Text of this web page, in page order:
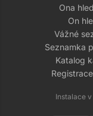
Ona
On
Vážné
Seznamka
Katalog
Instalace